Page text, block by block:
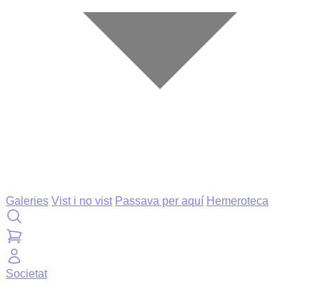
Galeries Vist i no vist Passava per aquí Hemeroteca
Societat